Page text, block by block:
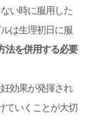
い時に服用した
は生理初日に服
法を併用する必要
効果が発揮され
ていくことが大切